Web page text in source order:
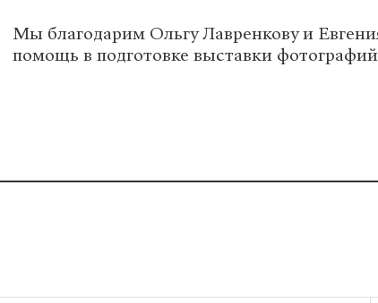
Мы благодарим Ольгу Лавренкову и
помощь в подготовке выставки